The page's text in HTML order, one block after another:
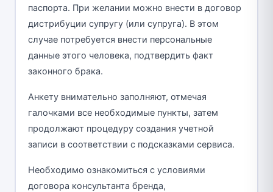
паспорта. При желании можно внести в договор
дистрибуции супругу (или супруга). В этом
случае потребуется внести персональные
данные этого человека, подтвердить факт
законного брака.
Анкету внимательно заполняют, отмечая
галочками все необходимые пункты, затем
продолжают процедуру создания учетной
записи в соответствии с подсказками сервиса.
Необходимо ознакомиться с условиями
договора консультанта бренда,